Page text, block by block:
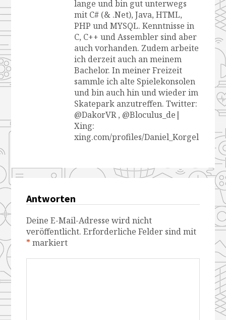
lange und bin gut unterwegs
mit C# (& .Net), Java, HTML,
PHP und MYSQL. Kenntnisse in
C, C++ und Assembler sind aber
auch vorhanden. Zudem arbeite
ich derzeit auch an meinem
Bachelor. In meiner Freizeit
sammle ich alte Spielekonsolen
und bin auch hin und wieder im
Skatepark anzutreffen. Twitter:
@DakorVR , @Bloculus_de|
Xing:
xing.com/profiles/Daniel_Korgel
Antworten
Deine E-Mail-Adresse wird nicht
veröffentlicht. Erforderliche Felder sind mit
* markiert